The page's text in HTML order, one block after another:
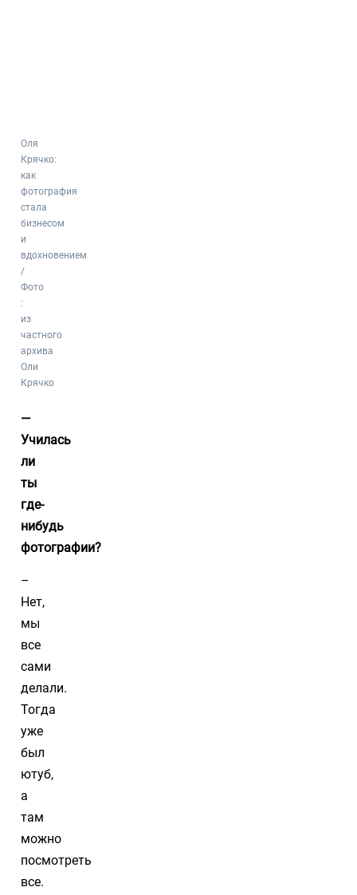
Оля
Крячко:
как
фотография
стала
бизнесом
и
вдохновением
/
Фото
:
из
частного
архива
Оли
Крячко
—
Училась
ли
ты
где-
нибудь
фотографии?
–
Нет,
мы
все
сами
делали.
Тогда
уже
был
ютуб,
а
там
можно
посмотреть
все.